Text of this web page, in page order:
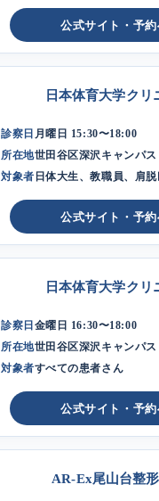
公式サイト・予
日本体育大学クリ
診察日 月曜日 15:30〜18:00
所在地世田谷区深沢キャンパス
対象者 日体大生、教職員、肩
公式サイト・予
日本体育大学クリ
診察日 金曜日 16:30〜18:00
所在地世田谷区深沢キャンパス
対象者すべての患者さん
公式サイト・予
AR-Ex尾山台整